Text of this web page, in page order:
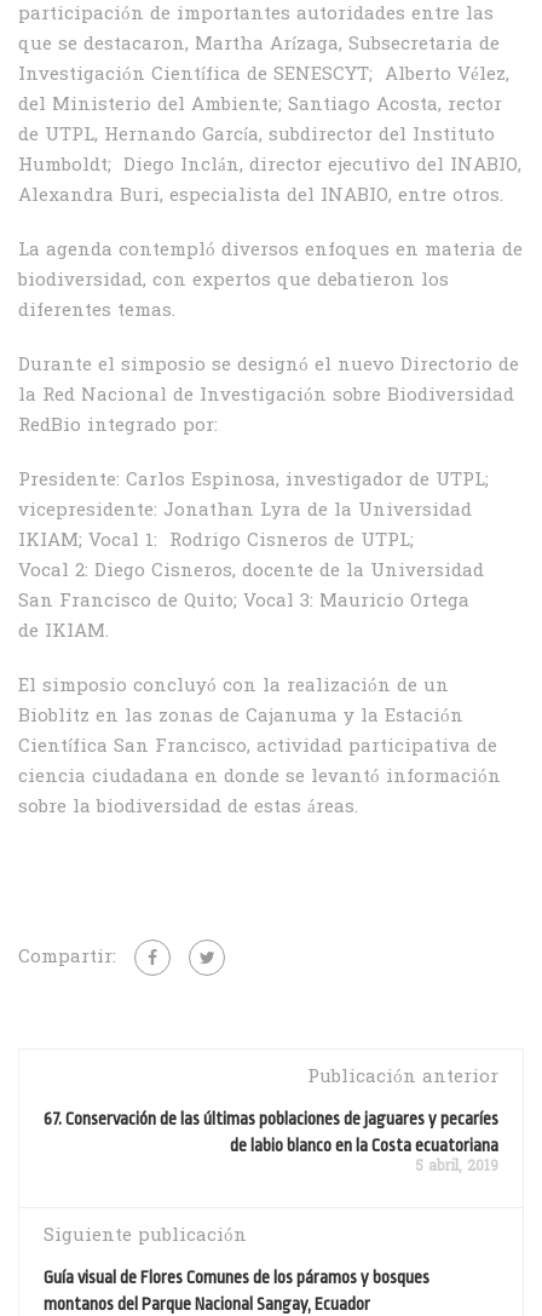
participación de importantes autoridades entre las
que se destacaron, Martha Arízaga, Subsecretaria de
Investigación Científica de SENESCYT; Alberto Vélez,
del Ministerio del Ambiente; Santiago Acosta, rector
de UTPL, Hernando García, subdirector del Instituto
Humboldt; Diego Inclán, director ejecutivo del INABIO,
Alexandra Buri, especialista del INABIO, entre otros.
La agenda contempló diversos enfoques en materia de
biodiversidad, con expertos que debatieron los
diferentes temas.
Durante el simposio se designó el nuevo Directorio de
la Red Nacional de Investigación sobre Biodiversidad
RedBio integrado por:
Presidente: Carlos Espinosa, investigador de UTPL;
vicepresidente: Jonathan Lyra de la Universidad
IKIAM; Vocal 1: Rodrigo Cisneros de UTPL;
Vocal 2: Diego Cisneros, docente de la Universidad
San Francisco de Quito; Vocal 3: Mauricio Ortega
de IKIAM.
El simposio concluyó con la realización de un
Bioblitz en las zonas de Cajanuma y la Estación
Científica San Francisco, actividad participativa de
ciencia ciudadana en donde se levantó información
sobre la biodiversidad de estas áreas.
Compartir:
Publicación anterior
67. Conservación de las últimas poblaciones de jaguares y pecaríes
de labio blanco en la Costa ecuatoriana
5 abril, 2019
Siguiente publicación
Guía visual de Flores Comunes de los páramos y bosques
montanos del Parque Nacional Sangay, Ecuador